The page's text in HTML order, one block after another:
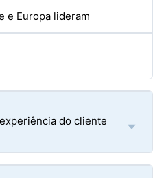
e Europa lideram
do cliente